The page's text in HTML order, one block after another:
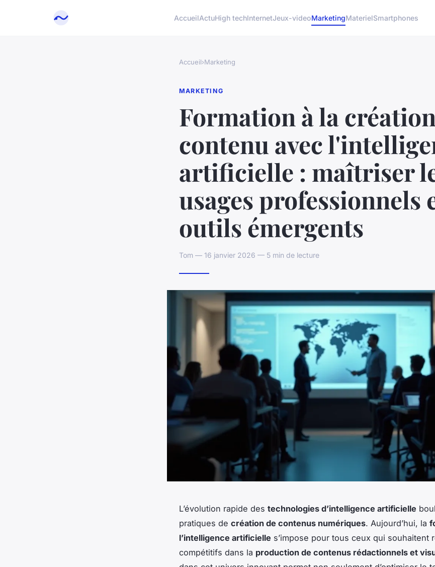
AccueilActuHigh techInternetJeux-videoMarketingMaterielSmartphones
Accueil›Marketing
MARKETING
Formation à la
contenu avec
artificielle : maîtriser
usages professionnels
outils émergents
Tom — 16 janvier 2026 — 5 min de lecture
L’évolution rapide des technologies d’intelligence artificielle
pratiques de création de contenus numériques. Aujourd’hui, la
l’intelligence artificielle s’impose pour tous ceux qui souhaitent
compétitifs dans la production de contenus rédactionnels et